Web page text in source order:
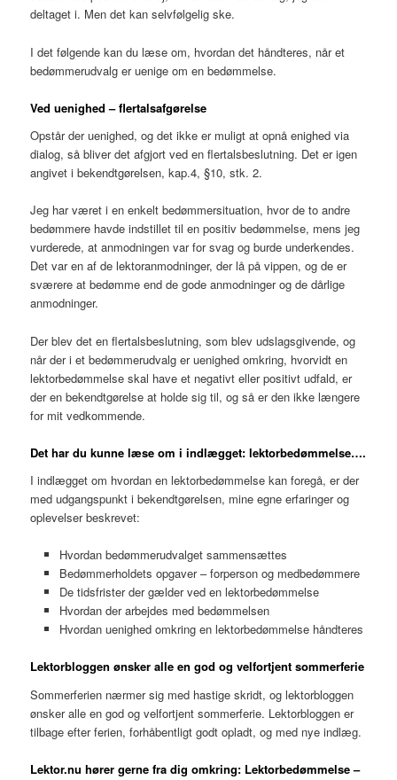
deltaget i. Men det kan selvfølgelig ske.
I det følgende kan du læse om, hvordan det håndteres, når et
bedømmerudvalg er uenige om en bedømmelse.
Ved uenighed – flertalsafgørelse
Opstår der uenighed, og det ikke er muligt at opnå enighed via
dialog, så bliver det afgjort ved en flertalsbeslutning. Det er igen
angivet i bekendtgørelsen, kap.4, §10, stk. 2.
Jeg har været i en enkelt bedømmersituation, hvor de to andre
bedømmere havde indstillet til en positiv bedømmelse, mens jeg
vurderede, at anmodningen var for svag og burde underkendes.
Det var en af de lektoranmodninger, der lå på vippen, og de er
sværere at bedømme end de gode anmodninger og de dårlige
anmodninger.
Der blev det en flertalsbeslutning, som blev udslagsgivende, og
når der i et bedømmerudvalg er uenighed omkring, hvorvidt en
lektorbedømmelse skal have et negativt eller positivt udfald, er
der en bekendtgørelse at holde sig til, og så er den ikke længere
for mit vedkommende.
Det har du kunne læse om i indlægget: lektorbedømmelse….
I indlægget om hvordan en lektorbedømmelse kan foregå, er der
med udgangspunkt i bekendtgørelsen, mine egne erfaringer og
oplevelser beskrevet:
Hvordan bedømmerudvalget sammensættes
Bedømmerholdets opgaver – forperson og medbedømmere
De tidsfrister der gælder ved en lektorbedømmelse
Hvordan der arbejdes med bedømmelsen
Hvordan uenighed omkring en lektorbedømmelse håndteres
Lektorbloggen ønsker alle en god og velfortjent sommerferie
Sommerferien nærmer sig med hastige skridt, og lektorbloggen
ønsker alle en god og velfortjent sommerferie. Lektorbloggen er
tilbage efter ferien, forhåbentligt godt opladt, og med nye indlæg.
Lektor.nu hører gerne fra dig omkring: Lektorbedømmelse –